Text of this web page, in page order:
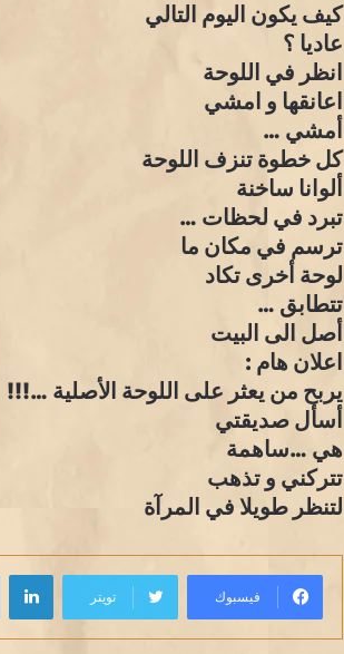
كيف يكون اليوم التالي
عاديا ؟
انظر في اللوحة
اعانقها و امشي
أمشي …
كل خطوة تنزف اللوحة
ألوانا ساخنة
تبرد في لحظات …
ترسم في مكان ما
لوحة أخرى تكاد
تتطابق …
أصل الى البيت
اعلان هام :
يربح من يعثر على اللوحة الأصلية …!!!
أسأل صديقتي
هي …ساهمة
تتركني و تذهب
لتنظر طويلا في المرآة
فيسبوك تويتر